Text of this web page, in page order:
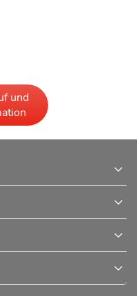
und